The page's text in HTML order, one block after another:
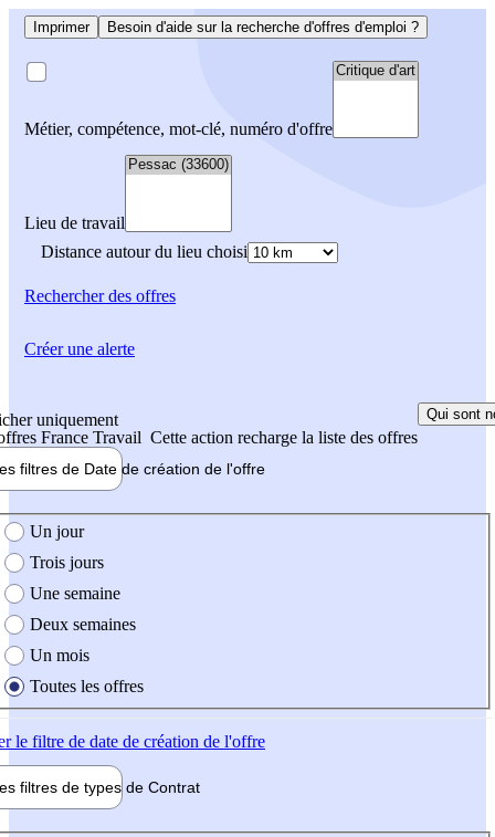
Imprimer Besoin d'aide sur la recherche d'offres d'emploi ?
Métier, compétence, mot-clé, numéro d'offre
Lieu de travail
Distance autour du lieu choisi
Rechercherdes offres
uniquement
France Travail Cette action recharge la liste des offres
Qui sont
filtres de Date de création de l'offre
création de l'offre
Un jour
Trois jours
Une semaine
Deux semaines
Un mois
Toutes les offres
le filtre de date de création de l'offre
filtres de types de Contrat
Créer une alerte